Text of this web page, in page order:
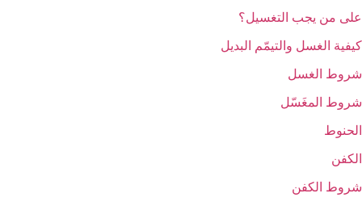
على من يجب التغسيل؟
كيفية الغسل والتيمّم البديل
شروط الغسل
شروط المغَسّل
الحنوط
الكفن
شروط الكفن